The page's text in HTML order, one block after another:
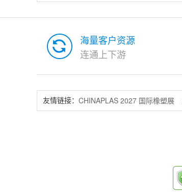
海量客户资源
连通上下游
友情链接： CHINAPLAS 2027 国际橡塑展